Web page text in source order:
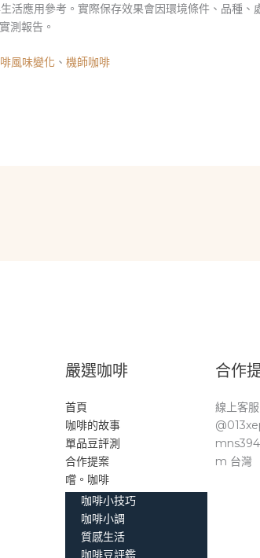
活應用參考。實際保存效果會因環境條件、品種、
測報告。
風味變化 、機師咖啡
嚴選咖啡
首頁
咖啡的故事
單品豆評測
合作提案
嚐。咖啡
咖啡小技巧
咖啡小調
質感生活
咖啡豆評鑑
合作
線上客
m 台灣